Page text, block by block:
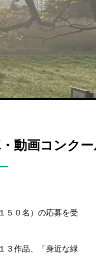
動画コンク
５０名）の応募を受
３作品、「身近な緑